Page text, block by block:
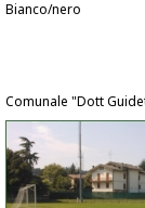
Bianco/nero
Comunale "Dott